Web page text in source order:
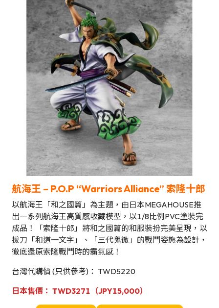
航海王 – P.O.P “Warriors Alliance” 索隆十郎
以航海王「和之國篇」為主題，由日本MEGAHOUSE推
出一系列航海王高質感收藏模型，以1/8比例PVC塗裝完
成品！「索隆十郎」將和之國篇的和服裝扮完美呈現，以
拔刀「和道一文字」、「三代鬼徹」的戰鬥姿態為設計，
徹底還原索隆戰鬥時的霸氣感！
台灣代購價 (只供參考)： TWD5220
日本售價： TWD3271（JPY15,000）